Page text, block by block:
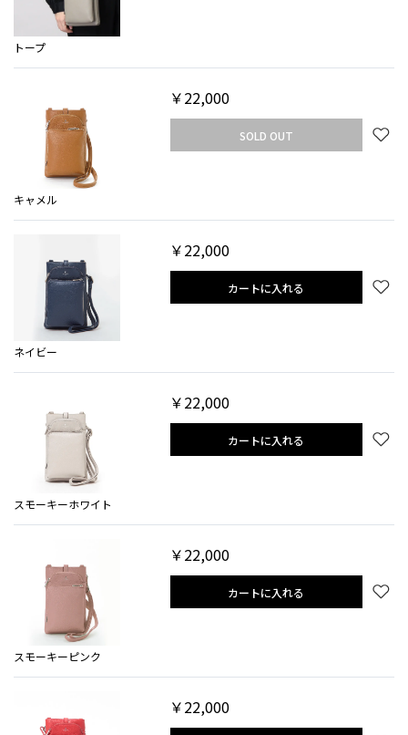
トープ
キャメル
￥22,000
SOLD OUT
ネイビー
￥22,000
カートに入れる
スモーキーホワイト
￥22,000
カートに入れる
スモーキーピンク
￥22,000
カートに入れる
￥22,000